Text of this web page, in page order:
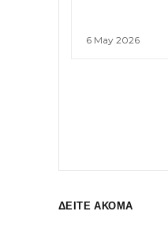
6 May 2026
ΔΕΙΤΕ ΑΚΟΜΑ